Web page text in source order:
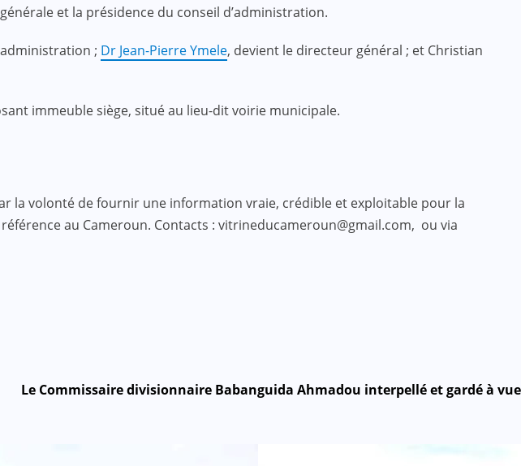
et la présidence du conseil d’administration.
; Dr Jean-Pierre Ymele, devient le directeur général ; et Christian
immeuble siège, situé au lieu-dit voirie municipale.
la volonté de fournir une information vraie, crédible et exploitable pour la
au Cameroun. Contacts : vitrineducameroun@gmail.com, ou via
Le Commissaire divisionnaire Babanguida Ahmadou interpellé et gardé à vue